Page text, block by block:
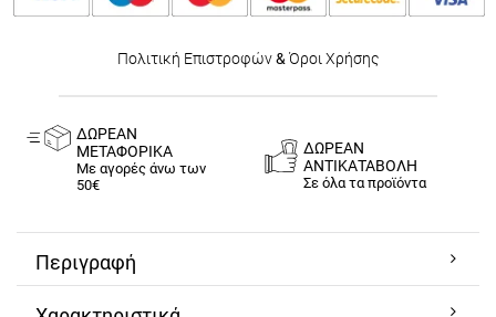
Πολιτική Επιστροφών&Όροι Χρήσης
ΔΩΡΕΑΝ
ΜΕΤΑΦΟΡΙΚΑ
Με αγορές άνω των
50€
ΔΩΡΕΑΝ
ΑΝΤΙΚΑΤΑΒΟΛΗ
Σε όλα τα προϊόντα
Περιγραφή